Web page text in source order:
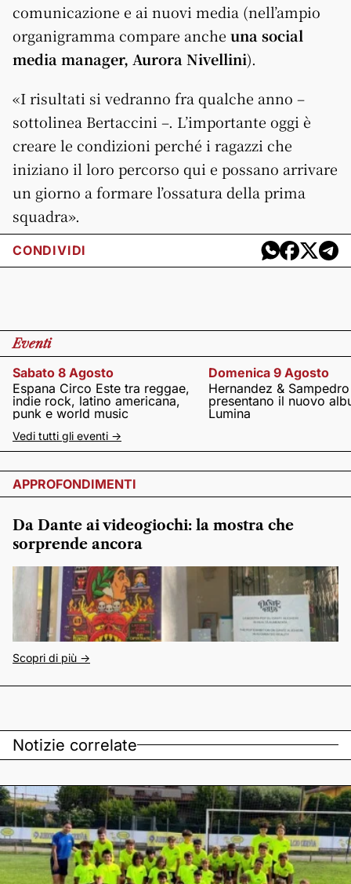
comunicazione e ai nuovi media (nell’ampio
organigramma compare anche una social
media manager, Aurora Nivellini).
«I risultati si vedranno fra qualche anno –
sottolinea Bertaccini –. L’importante oggi è
creare le condizioni perché i ragazzi che
iniziano il loro percorso qui e possano arrivare
un giorno a formare l’ossatura della prima
squadra».
CONDIVIDI
Eventi
Sabato 8 Agosto
Espana Circo Este tra reggae,
indie rock, latino americana,
punk e world music
Domenica 9 Agosto
Hernandez & Sampedro
presentano il nuovo
Lumina
Vedi tutti gli eventi ->
APPROFONDIMENTI
Da Dante ai videogiochi: la mostra che
sorprende ancora
Scopri di più ->
Notizie correlate